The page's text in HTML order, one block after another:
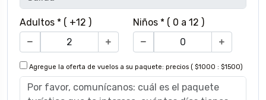
Adultos * ( +12 ) Niños * ( 0 a 12 )
Agregue la oferta de vuelos a su paquete: precios ( $1000 : $1500)